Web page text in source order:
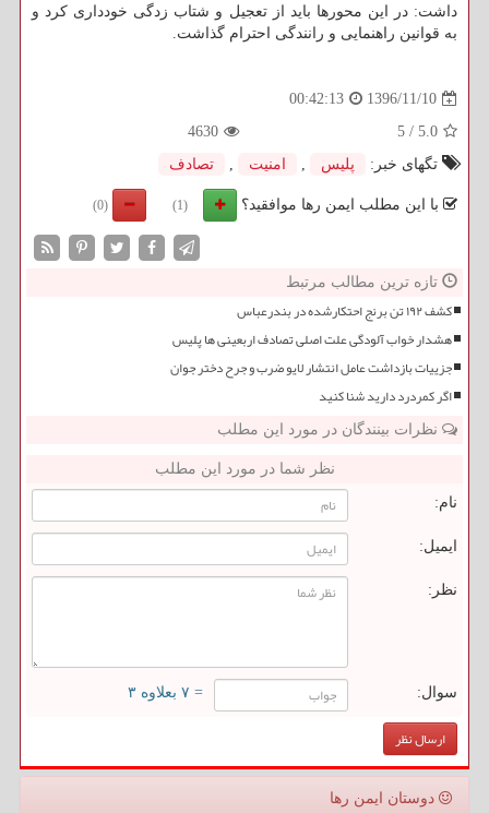
داشت: در این محورها باید از تعجیل و شتاب زدگی خودداری كرد و
به قوانین راهنمایی و رانندگی احترام گذاشت.
1396/11/10
00:42:13
5.0
/
5
4630
تگهای خبر:
پلیس , امنیت , تصادف
با این مطلب ایمن رها موافقید؟ (1)
(0)
تازه ترین مطالب مرتبط
کشف ۱۹۲ تن برنج احتکارشده در بندرعباس
هشدار خواب آلودگی علت اصلی تصادف اربعینی ها پلیس
جزییات بازداشت عامل انتشار لایو ضرب و جرح دختر جوان
اگر کمردرد دارید شنا کنید
نظرات بینندگان در مورد این مطلب
نظر شما در مورد این مطلب
نام:
ایمیل:
نظر:
سوال: = ۷ بعلاوه ۳
دوستان ایمن رها